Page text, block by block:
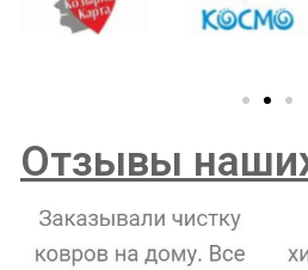
Отзывы